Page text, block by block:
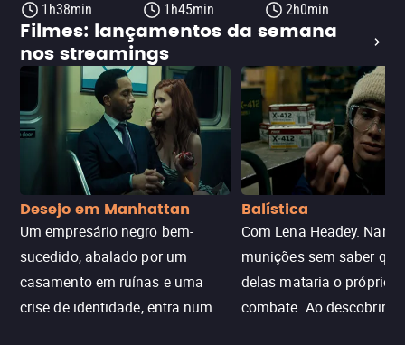
1h38min
1h45min
2h0min
Filmes: lançamentos da semana
nos streamings
Desejo em Manhattan
Um empresário negro bem-
sucedido, abalado por um
casamento em ruínas e uma
crise de identidade, entra num
Balística
Com Lena Headey.
munições sem saber
delas mataria o próprio
combate. Ao descobrir a